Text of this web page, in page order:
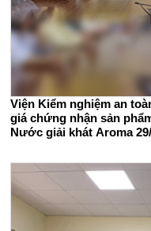
Viện Kiểm nghiệm an
giá chứng nhận sản
Nước giải khát Aroma